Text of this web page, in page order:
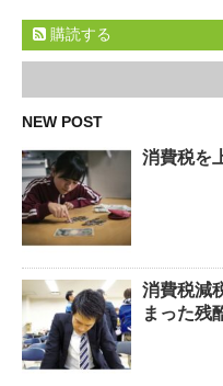
購読する
NEW POST
消費税を
消費税減
まった残